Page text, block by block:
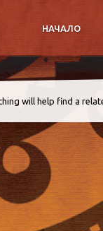
НАЧАЛО
will help find a